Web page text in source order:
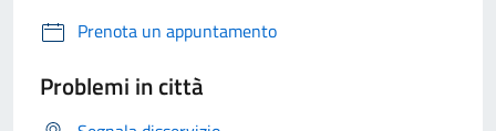
Prenota un appuntamento
Problemi in città